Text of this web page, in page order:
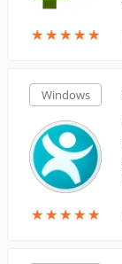
★★★★★
★★★★★
Windows
★★★★★
★★★★★